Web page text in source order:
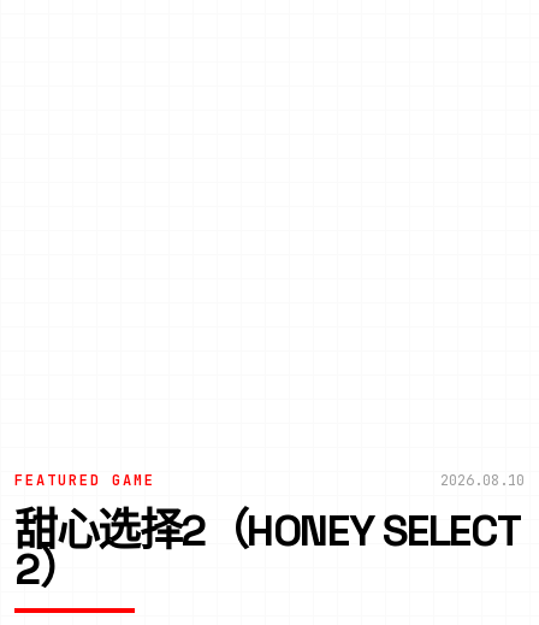
FEATURED GAME 2026.08.10
甜心选择2（HONEY SELECT
2）